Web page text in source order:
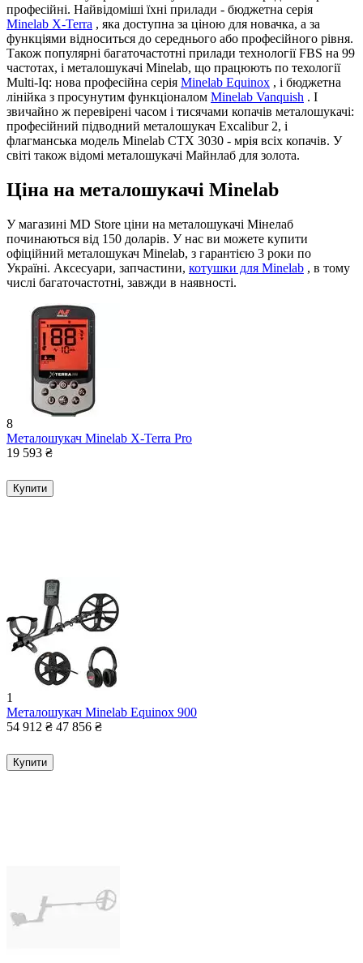
професійні. Найвідоміші їхні прилади - бюджетна серія
Minelab X-Terra , яка доступна за ціною для новачка, а за
функціями відноситься до середнього або професійного рівня.
Також популярні багаточастотні прилади технології FBS на 99
частотах, і металошукачі Minelab, що працюють по техології
Multi-Iq: нова професійна серія Minelab Equinox , і бюджетна
лінійка з просунутим функціоналом Minelab Vanquish . І
звичайно ж перевірені часом і тисячами копачів металошукачі:
професійний підводний металошукач Excalibur 2, і
флагманська модель Minelab CTX 3030 - мрія всіх копачів. У
світі також відомі металошукачі Майнлаб для золота.
Ціна на металошукачі Minelab
У магазині MD Store ціни на металошукачі Мінелаб
починаються від 150 доларів. У нас ви можете купити
офіційний металошукач Minelab, з гарантією 3 роки по
Україні. Аксесуари, запчастини, котушки для Minelab , в тому
числі багаточастотні, завжди в наявності.
8
Металошукач Minelab X-Terra Pro
19 593 ₴
Купити
1
Металошукач Minelab Equinox 900
54 912 ₴ 47 856 ₴
Купити